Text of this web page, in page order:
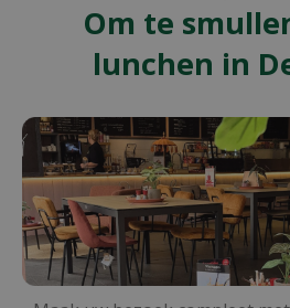
Om te
lunchen in